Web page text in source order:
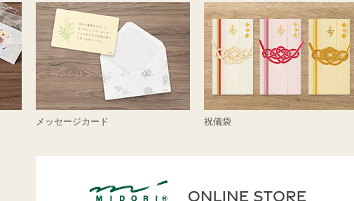
メッセージカード 祝儀袋